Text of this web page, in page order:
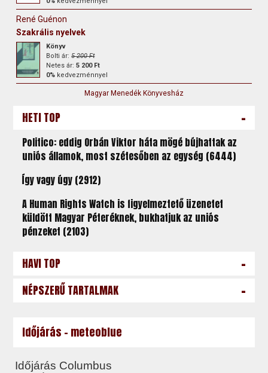
René Guénon
Szakrális nyelvek
Könyv
Bolti ár:5 200 Ft
Netes ár:5 200 Ft
0% kedvezménnyel
Magyar Menedék Könyvesház
HETI TOP -
Politico: eddig Orbán Viktor háta mögé bújhattak az
uniós államok, most szétesőben az egység (6444)
Így vagy úgy (2912)
A Human Rights Watch is figyelmeztető üzenetet
küldött Magyar Péteréknek, bukhatjuk az uniós
pénzeket (2103)
HAVI TOP -
NÉPSZERŰ TARTALMAK -
Időjárás - meteoblue